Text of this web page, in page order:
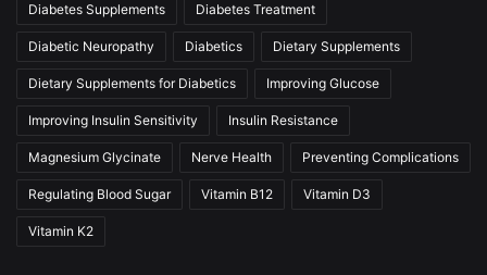
Diabetes Supplements Diabetes Treatment
Diabetic Neuropathy Diabetics Dietary Supplements
Dietary Supplements for Diabetics Improving Glucose
Improving Insulin Sensitivity Insulin Resistance
Magnesium Glycinate Nerve Health Preventing Complications
Regulating Blood Sugar Vitamin B12 Vitamin D3
Vitamin K2